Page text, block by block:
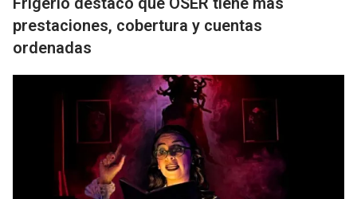
prestaciones, cobertura y cuentas
ordenadas